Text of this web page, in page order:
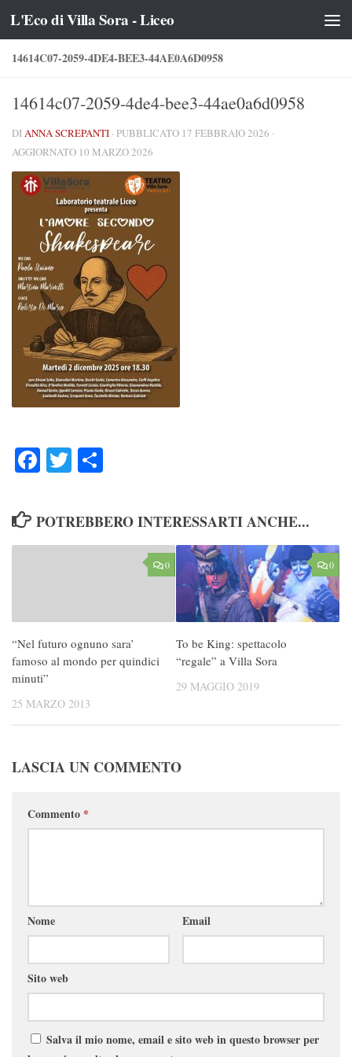
Salta al contenuto
L'Eco di Villa Sora - Liceo
14614C07-2059-4DE4-BEE3-44AE0A6D0958
14614c07-2059-4de4-bee3-44ae0a6d0958
DIANNA SCREPANTI · PUBBLICATO 17 FEBBRAIO 2026 ·
AGGIORNATO 10 MARZO 2026
FacebookTwitter
POTREBBERO INTERESSARTI ANCHE...
0
“Nel futuro ognuno sara’
famoso al mondo per quindici
minuti”
25 MARZO 2013
0
To be King: spettacolo
“regale” a Villa Sora
29 MAGGIO 2019
LASCIA UN COMMENTO
Commento *
Nome Email
Sito web
Salva il mio nome, email e sito web in questo browser per